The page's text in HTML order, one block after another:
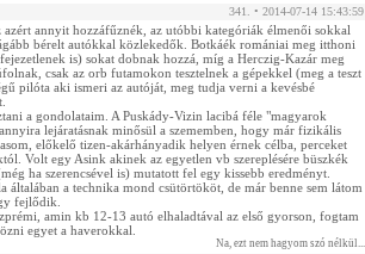
341. • 2014-07-14 15:43:59
annyit hozzáfűznék, az utóbbi kategóriák élmenői sokkal
bérelt autókkal közlekedők. Botkáék romániai meg itthoni
is) sokat dobnak hozzá, míg a Herczig-Kazár meg
csak az orb futamokon tesztelnek a gépekkel (meg a teszt
pilóta aki ismeri az autóját, meg tudja verni a kevésbé
a gondolataim. A Puskády-Vizin lacibá féle "magyarok
lejáratásnak minősül a szememben, hogy már fizikális
előkelő tizen-akárhányadik helyen érnek célba, perceket
Volt egy Asink akinek az egyetlen vb szereplésére büszkék
ha szerencsével is) mutatott fel egy kissebb eredményt.
általában a technika mond csütörtököt, de már benne sem látom
fejlődik.
amin kb 12-13 autó elhaladtával az első gyorson, fogtam
egyet a haverokkal.
Na, ezt nem hagyom szó nélkül...